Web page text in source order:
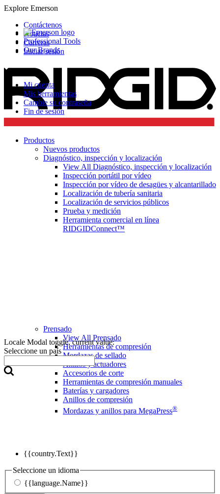
Explore Emerson
Professional Tools
Our Brands
Contáctenos
Noticias
Carreras
Iniciar sesión
Mi cuenta
Mis herramientas
Cambie su contraseña
Fin de sesión
Locale Modal toggle, current value:
Seleccione un país
{{country.Text}}
Seleccione un idioma
{{language.Name}}
Productos
Nuevos productos
Diagnóstico, inspección y localización
View All Diagnóstico, inspección y localización
Inspección portátil por vídeo
Inspección por vídeo de desagües y alcantarillado
Localización de tubería sanitaria
Localización de servicios públicos
Prueba y medición
Herramienta comercial en línea
RIDGIDConnect™
Prensado
View All Prensado
Herramientas de compresión
Mordazas de sellado
Anillos y actuadores
Accesorios de corte
Herramientas de compresión manuales
Baterías y cargadores
Anillos de compresión
Mordazas y anillos para MegaPress®